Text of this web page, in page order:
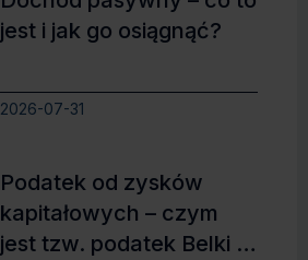
jest i jak go osiągnąć?
2026-07-31
Podatek od zysków
kapitałowych – czym
jest tzw. podatek Belki i